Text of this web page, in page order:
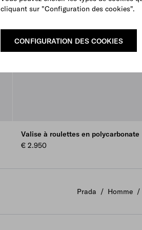
cliquant sur "Configuration des cookies".
CONFIGURATION DES COOKIES
Valise à roulettes en polycarbonate
€ 2.950
Prada / Homme /